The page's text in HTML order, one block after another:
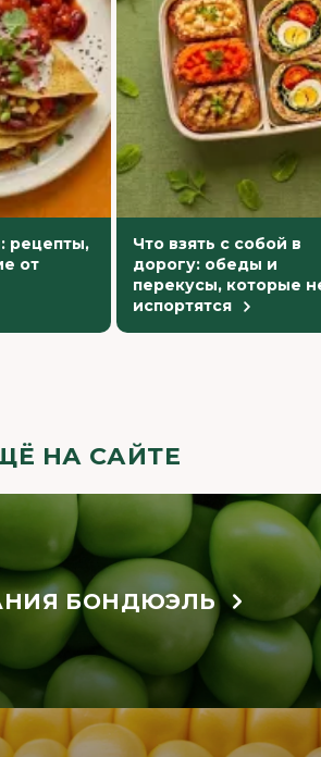
рецепты,
от
Что взять с собой в
дорогу: обеды и
перекусы, которые
испортятся
НА САЙТЕ
БОНДЮЭЛЬ